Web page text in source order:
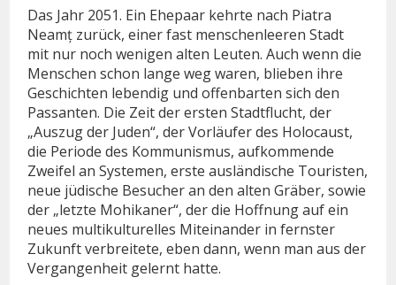
Das Jahr 2051. Ein Ehepaar kehrte nach Piatra
Neamț zurück, einer fast menschenleeren Stadt
mit nur noch wenigen alten Leuten. Auch wenn die
Menschen schon lange weg waren, blieben ihre
Geschichten lebendig und offenbarten sich den
Passanten. Die Zeit der ersten Stadtflucht, der
„Auszug der Juden“, der Vorläufer des Holocaust,
die Periode des Kommunismus, aufkommende
Zweifel an Systemen, erste ausländische Touristen,
neue jüdische Besucher an den alten Gräber, sowie
der „letzte Mohikaner“, der die Hoffnung auf ein
neues multikulturelles Miteinander in fernster
Zukunft verbreitete, eben dann, wenn man aus der
Vergangenheit gelernt hatte.